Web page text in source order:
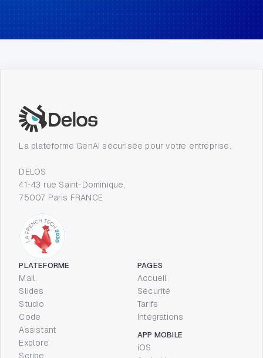
La plateforme GenAI sécurisée pour votre entreprise.
DELOS
41-43 rue Saint-Dominique,
75007 Paris FRANCE
PLATEFORME
Mail
Slides
Studio
Code
Assistant
Explore
Scribe
PAGES
Accueil
Sécurité
Tarifs
Intégrations
APP MOBILE
iOS